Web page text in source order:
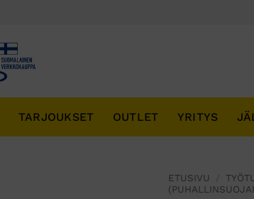
TARJOUKSET OUTLET YRITYS
ETUSIVU